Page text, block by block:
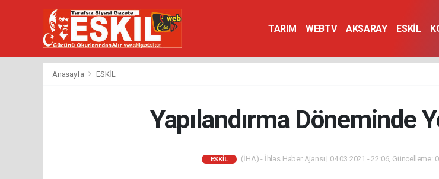
TARIM WEBTV AKSARAY ESKİL
Anasayfa ESKİL
Yapılandırma Döneminde
ESKİL (İHA) - İhlas Haber Ajansı | 04.03.2021 - 22:06, Güncelleme: